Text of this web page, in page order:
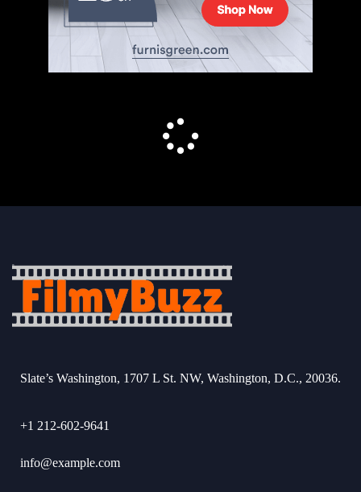
Slate’s Washington, 1707 L St. NW, Washington, D.C., 20036.
+1 212-602-9641
info@example.com